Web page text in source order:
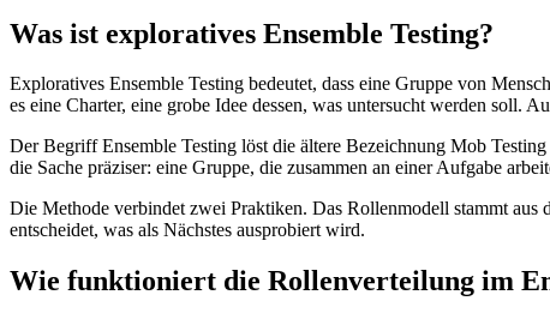
Was ist exploratives Ensemble Testing?
Exploratives Ensemble Testing bedeutet, dass eine Gruppe von
es eine Charter, eine grobe Idee dessen, was untersucht werden soll.
Der Begriff Ensemble Testing löst die ältere Bezeichnung Mob
die Sache präziser: eine Gruppe, die zusammen an einer Aufgabe
Die Methode verbindet zwei Praktiken. Das Rollenmodell stammt aus
entscheidet, was als Nächstes ausprobiert wird.
Wie funktioniert die Rollenverteilung im